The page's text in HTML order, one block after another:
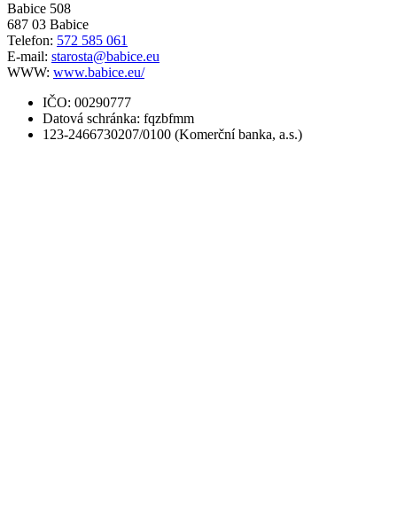
Babice 508
687 03 Babice
Telefon: 572 585 061
E-mail: starosta@babice.eu
WWW: www.babice.eu/
IČO: 00290777
Datová schránka: fqzbfmm
123-2466730207/0100 (Komerční banka, a.s.)